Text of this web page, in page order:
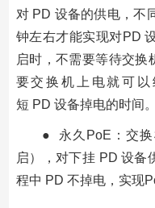
对 PD 设备的供电，不
钟左右才能实现对PD
启时，不需要等待交换
要交换机上电就可
短 PD 设备掉电的时间。
● 永久PoE：交
启），对下挂 PD 设备
程中 PD 不掉电，实现